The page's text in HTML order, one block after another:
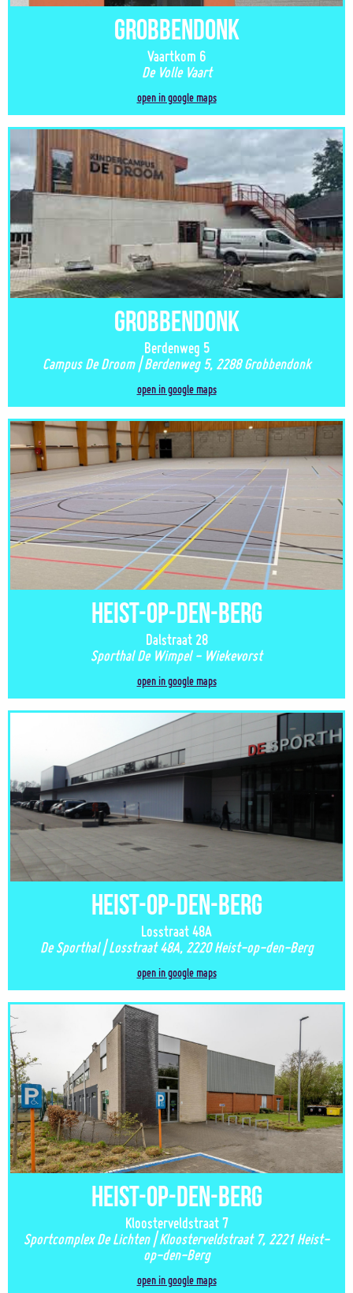
Grobbendonk
Vaartkom 6
De Volle Vaart
open in google maps
Grobbendonk
Berdenweg 5
Campus De Droom | Berdenweg 5, 2288 Grobbendonk
open in google maps
Heist-op-den-Berg
Dalstraat 28
Sporthal De Wimpel - Wiekevorst
open in google maps
Heist-op-den-Berg
Losstraat 48A
De Sporthal | Losstraat 48A, 2220 Heist-op-den-Berg
open in google maps
Heist-op-den-Berg
Kloosterveldstraat 7
Sportcomplex De Lichten | Kloosterveldstraat 7, 2221 Heist-
op-den-Berg
open in google maps